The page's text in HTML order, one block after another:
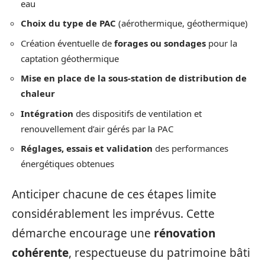
eau
Choix du type de PAC (aérothermique, géothermique)
Création éventuelle de forages ou sondages pour la
captation géothermique
Mise en place de la sous-station de distribution de
chaleur
Intégration des dispositifs de ventilation et
renouvellement d’air gérés par la PAC
Réglages, essais et validation des performances
énergétiques obtenues
Anticiper chacune de ces étapes limite
considérablement les imprévus. Cette
démarche encourage une rénovation
cohérente, respectueuse du patrimoine bâti